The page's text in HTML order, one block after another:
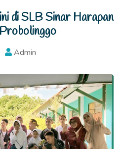
di SLB Sinar Harapan
Admin